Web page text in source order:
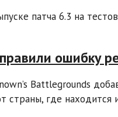
патча 6.3 на
ошибку
Battlegrounds
страны, где находится